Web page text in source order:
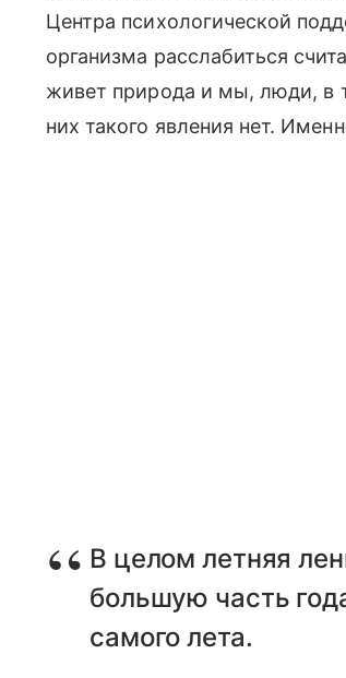
Центра психологической
организма расслабиться
живет природа и мы, люди, в
них такого явления нет.
В целом летняя
большую часть
самого лета.